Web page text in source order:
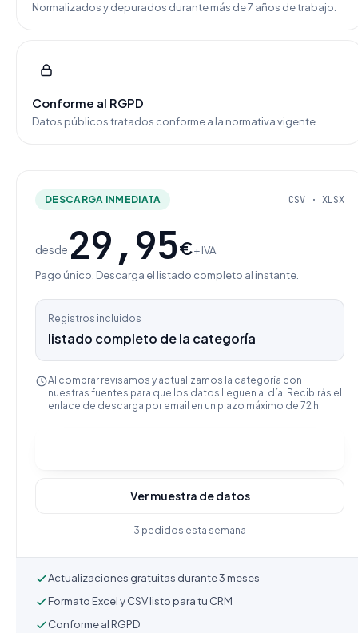
Normalizados y depurados durante más de 7 años de trabajo.
Conforme al RGPD
Datos públicos tratados conforme a la normativa vigente.
DESCARGA INMEDIATA CSV · XLSX
desde 29,95€+ IVA
Pago único. Descarga el listado completo al instante.
Registros incluidos
listado completo de la categoría
Al comprar revisamos y actualizamos la categoría con
nuestras fuentes para que los datos lleguen al día. Recibirás el
enlace de descarga por email en un plazo máximo de 72 h.
Ver muestra de datos
3 pedidos esta semana
Actualizaciones gratuitas durante 3 meses
Formato Excel y CSV listo para tu CRM
Conforme al RGPD